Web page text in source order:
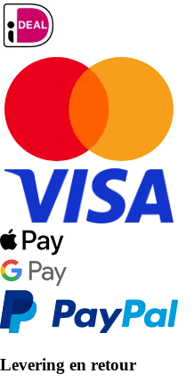
Levering en retour